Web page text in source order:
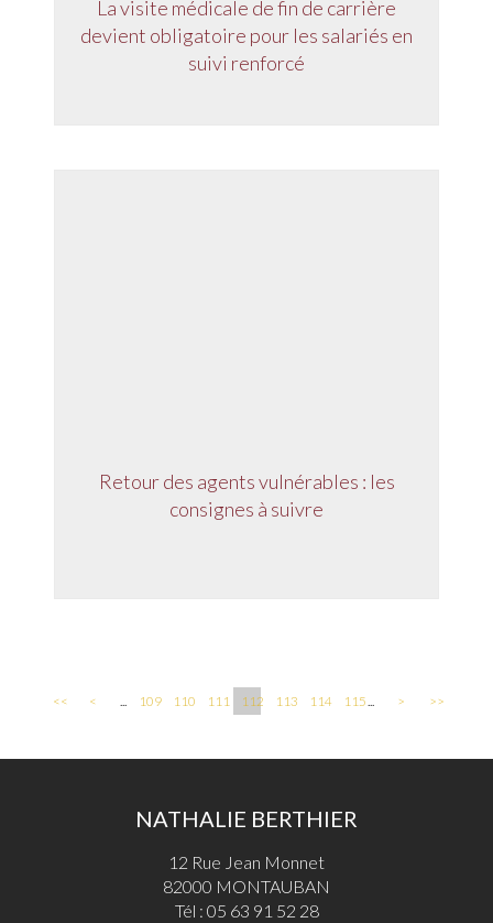
La visite médicale de fin de carrière
devient obligatoire pour les salariés en
suivi renforcé
Retour des agents vulnérables : les
consignes à suivre
<< < 109 110 111 112 113 114 115 > >>
NATHALIE BERTHIER
12 Rue Jean Monnet
82000 MONTAUBAN
Tél : 05 63 91 52 28